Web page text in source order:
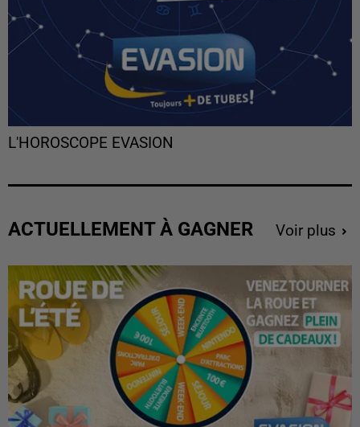
L'HOROSCOPE EVASION
ACTUELLEMENT À GAGNER Voir plus